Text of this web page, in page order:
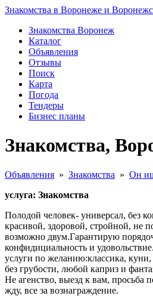
Знакомства в Воронеже и
Знакомства Воронеж
Каталог
Объявления
Отзывы
Поиск
Карта
Погода
Тендеры
Бизнес планы
Знакомства,
Объявления » Знакомства » Он
услуга: Знакомства
Полодой человек- универсал, без
красивой, здоровой, стройной, не
возможно двум.Гарантирую
конфидициальность и
услуги по желанию:классика, куни,
без грубости, любой каприз и
Не агенство, выезд к вам, просьба
жду, все за вознаграждение.